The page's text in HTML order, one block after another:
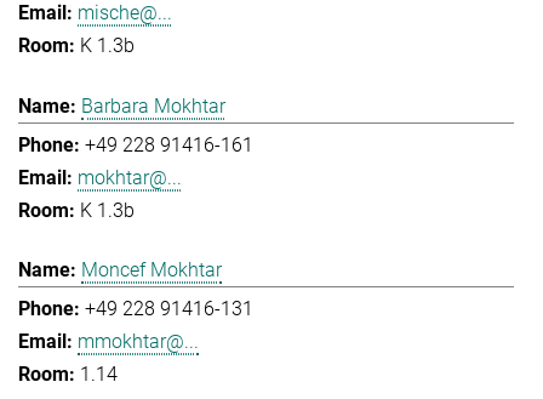
mische@...
K 1.3b
Barbara Mokhtar
+49 228 91416-161
mokhtar@...
K 1.3b
Moncef Mokhtar
+49 228 91416-131
mmokhtar@...
1.14